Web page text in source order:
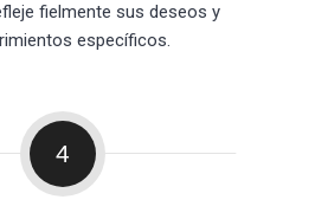
fielmente sus deseos y
específicos.
4